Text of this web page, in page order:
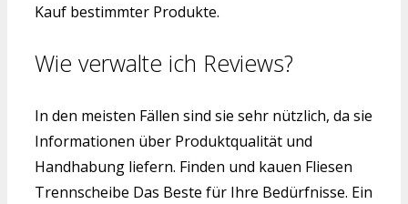
Kauf bestimmter Produkte.
Wie verwalte ich Reviews?
In den meisten Fällen sind sie sehr nützlich, da sie
Informationen über Produktqualität und
Handhabung liefern. Finden und kauen Fliesen
Trennscheibe Das Beste für Ihre Bedürfnisse. Ein